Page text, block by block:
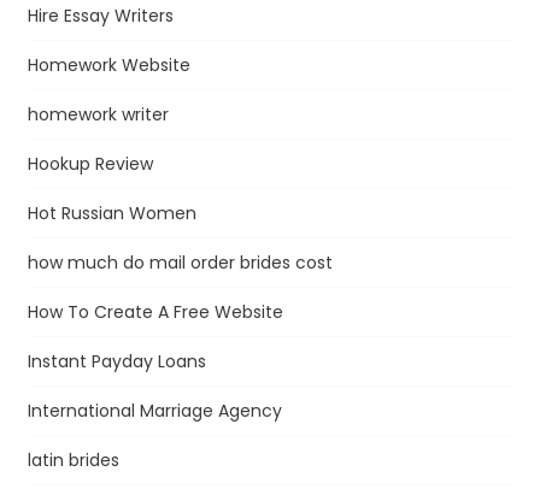
Hire Essay Writers
Homework Website
homework writer
Hookup Review
Hot Russian Women
how much do mail order brides cost
How To Create A Free Website
Instant Payday Loans
International Marriage Agency
latin brides